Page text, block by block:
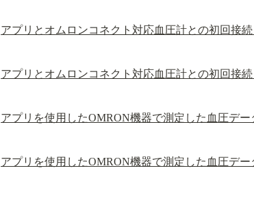
アプリとオムロンコネクト対応血圧計との初回接続
アプリとオムロンコネクト対応血圧計との初回接続
アプリを使用したOMRON機器で測定した血圧デー
アプリを使用したOMRON機器で測定した血圧デー